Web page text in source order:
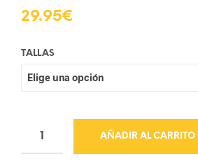
29.95€
TALLAS
AÑADIR AL CARRITO